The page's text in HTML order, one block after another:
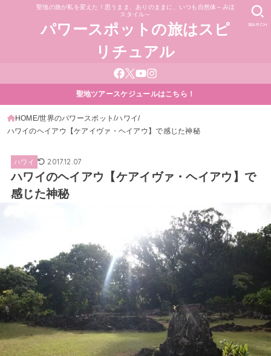
聖地の旅が私を変えた！思うまま、ありのままに、いつも自然体～みほ
スタイル～
パワースポットの旅はスピ
リチュアル
SEARCH
聖地ツアースケジュールはこちら！
HOME 世界のパワースポット ハワイ
ハワイのヘイアウ【ケアイヴァ・ヘイアウ】で感じた神秘
ハワイ 2017.12.07
ハワイのヘイアウ【ケアイヴァ・ヘイアウ】で
感じた神秘